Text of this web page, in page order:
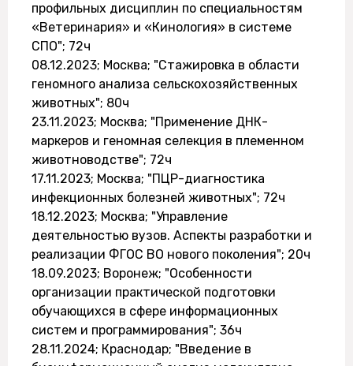
профильных дисциплин по специальностям
«Ветеринария» и «Кинология» в системе
СПО"; 72ч
08.12.2023; Москва; "Стажировка в области
геномного анализа сельскохозяйственных
животных"; 80ч
23.11.2023; Москва; "Применение ДНК-
маркеров и геномная селекция в племенном
животноводстве"; 72ч
17.11.2023; Москва; "ПЦР-диагностика
инфекционных болезней животных"; 72ч
18.12.2023; Москва; "Управление
деятельностью вузов. Аспекты разработки и
реализации ФГОС ВО нового поколения"; 20ч
18.09.2023; Воронеж; "Особенности
организации практической подготовки
обучающихся в сфере информационных
систем и программирования"; 36ч
28.11.2024; Краснодар; "Введение в